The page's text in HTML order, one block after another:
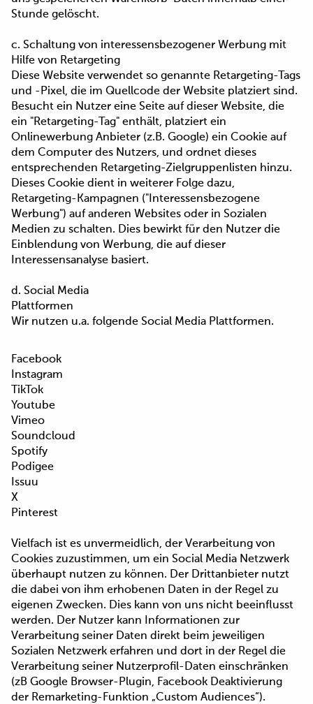
Stunde gelöscht.
c. Schaltung von interessensbezogener Werbung mit
Hilfe von Retargeting
Diese Website verwendet so genannte Retargeting-Tags
und -Pixel, die im Quellcode der Website platziert sind.
Besucht ein Nutzer eine Seite auf dieser Website, die
ein "Retargeting-Tag" enthält, platziert ein
Onlinewerbung Anbieter (z.B. Google) ein Cookie auf
dem Computer des Nutzers, und ordnet dieses
entsprechenden Retargeting-Zielgruppenlisten hinzu.
Dieses Cookie dient in weiterer Folge dazu,
Retargeting-Kampagnen ("Interessensbezogene
Werbung") auf anderen Websites oder in Sozialen
Medien zu schalten. Dies bewirkt für den Nutzer die
Einblendung von Werbung, die auf dieser
Interessensanalyse basiert.
d. Social Media
Plattformen
Wir nutzen u.a. folgende Social Media Plattformen.
Facebook
Instagram
TikTok
Youtube
Vimeo
Soundcloud
Spotify
Podigee
Issuu
X
Pinterest
​​​​​Vielfach ist es unvermeidlich, der Verarbeitung von
Cookies zuzustimmen, um ein Social Media Netzwerk
überhaupt nutzen zu können. Der Drittanbieter nutzt
die dabei von ihm erhobenen Daten in der Regel zu
eigenen Zwecken. Dies kann von uns nicht beeinflusst
werden. Der Nutzer kann Informationen zur
Verarbeitung seiner Daten direkt beim jeweiligen
Sozialen Netzwerk erfahren und dort in der Regel die
Verarbeitung seiner Nutzerprofil-Daten einschränken
(zB Google Browser-Plugin, Facebook Deaktivierung
der Remarketing-Funktion „Custom Audiences“).